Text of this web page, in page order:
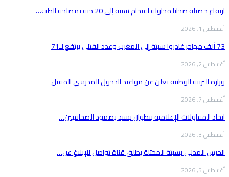
ارتفاع حصيلة ضحايا محاولة اقتحام سبتة إلى 20 جثة بمصلحة الطب…
أغسطس 1, 2026
73 ألف مهاجر غادروا سبتة إلى المغرب وعدد القتلى يرتفع لـ71
أغسطس 2, 2026
وزارة التربية الوطنية تعلن عن مواعيد الدخول المدرسي المقبل
أغسطس 7, 2026
اتحاد المقاولات الإعلامية بتطوان يشيد بصمود الصحافيين…
أغسطس 3, 2026
الحرس المدني بسبتة المحتلة يطلق قناة تواصل للإبلاغ عن…
أغسطس 5, 2026